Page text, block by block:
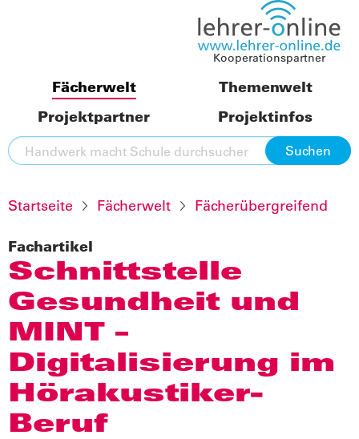
Kooperationspartner
Fächerwelt
Themenwelt
Projektpartner
Projektinfos
Startseite Fächerwelt Fächerübergreifend
Fachartikel
Schnittstelle
Gesundheit und
MINT –
Digitalisierung im
Hörakustiker-
Beruf